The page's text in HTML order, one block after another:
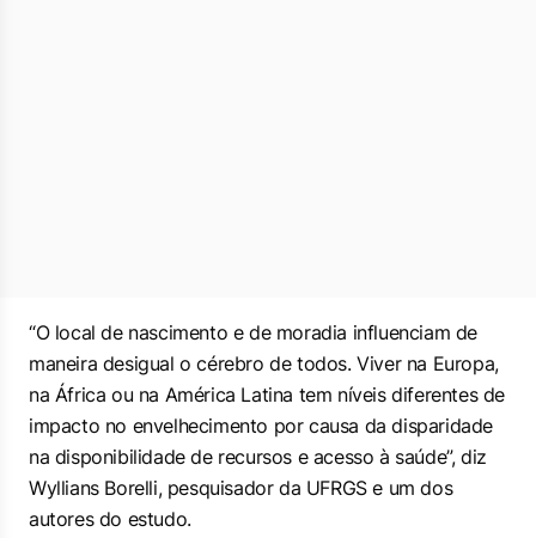
“O local de nascimento e de moradia influenciam de
maneira desigual o cérebro de todos. Viver na Europa,
na África ou na América Latina tem níveis diferentes de
impacto no envelhecimento por causa da disparidade
na disponibilidade de recursos e acesso à saúde”, diz
Wyllians Borelli, pesquisador da UFRGS e um dos
autores do estudo.